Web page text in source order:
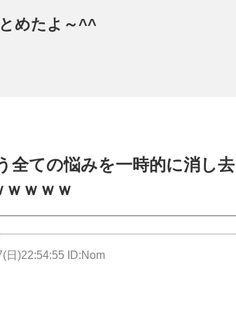
めたよ～^^
全ての悩みを一時的に消し去
ｗｗｗ
日)22:54:55 ID:Nom